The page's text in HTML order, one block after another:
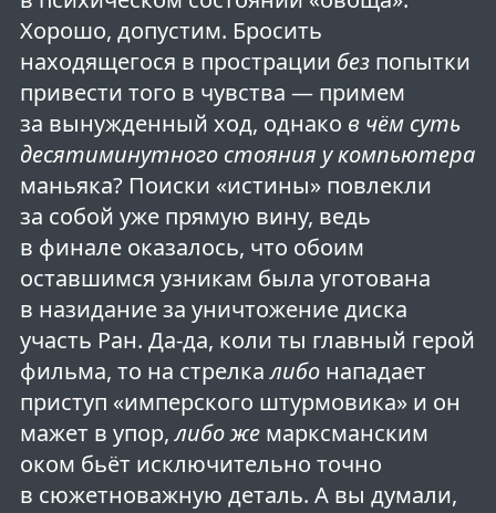
Хорошо, допустим. Бросить
находящегося в прострации безпопытки
привести того в чувства — примем
за вынужденный ход, однако в чём суть
десятиминутного стояния у компьютера
маньяка? Поиски «истины» повлекли
за собой уже прямую вину, ведь
в финале оказалось, что обоим
оставшимся узникам была уготована
в назидание за уничтожение диска
участь Ран. Да-да, коли ты главный герой
фильма, то на стрелкалибонападает
приступ «имперского штурмовика» и он
мажет в упор,либо жемарксманским
оком бьёт исключительно точно
в сюжетноважную деталь. А вы думали,